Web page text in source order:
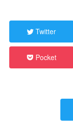
Twitter
Pocket